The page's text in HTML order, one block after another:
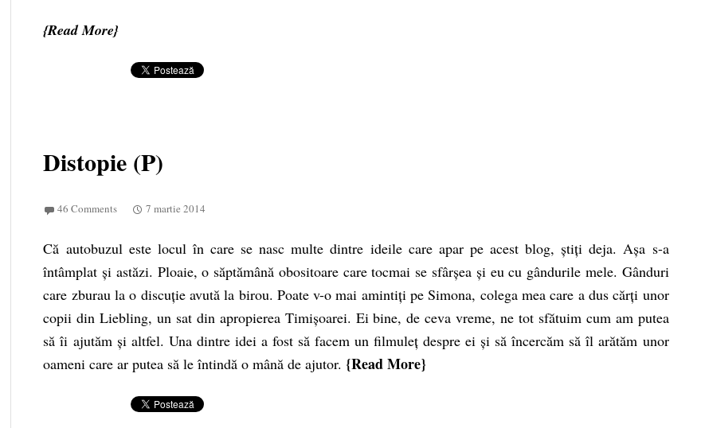
Read More
Distopie (P)
46 Comments 7 martie 2014
Că autobuzul este locul în care se nasc multe dintre ideile care apar pe acest blog, știți deja. Așa s-a
întâmplat și astăzi. Ploaie, o săptămână obositoare care tocmai se sfârșea și eu cu gândurile mele. Gânduri
care zburau la o discuție avută la birou. Poate v-o mai amintiți pe Simona, colega mea care a dus cărți unor
copii din Liebling, un sat din apropierea Timișoarei. Ei bine, de ceva vreme, ne tot sfătuim cum am putea
să îi ajutăm și altfel. Una dintre idei a fost să facem un filmuleț despre ei și să încercăm să îl arătăm unor
oameni care ar putea să le întindă o mână de ajutor.
Read More